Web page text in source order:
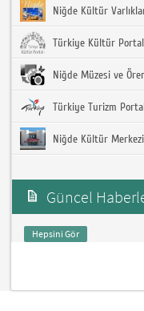
Niğde Kültür
Türkiye Kültür
Niğde Müzesi ve
Türkiye Turizm
Niğde Kültür Merkezi
Güncel
Hepsini Gör